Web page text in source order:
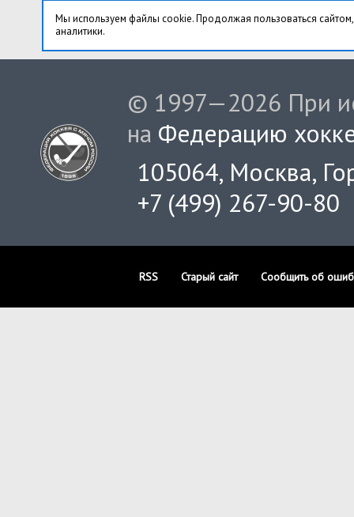
Мы используем файлы cookie. Продолжая пользоваться
аналитики.
© 1997—2026 При
на Федерацию
105064, Москва,
+7 (499) 267-90-80
RSS Старый сайт Сообщить об